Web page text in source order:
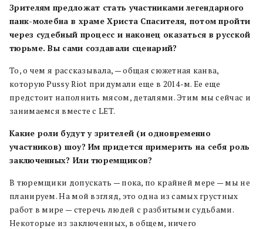
Зрителям предложат стать участниками легендарного
панк-молебна в храме Христа Спасителя, потом пройти
через судебный процесс и наконец оказаться в русской
тюрьме. Вы сами создавали сценарий?
То, о чем я рассказывала, — общая сюжетная канва,
которую Pussy Riot придумали еще в 2014-м. Ее еще
предстоит наполнить мясом, деталями. Этим мы сейчас и
занимаемся вместе с LET.
Какие роли будут у зрителей (и одновременно
участников) шоу? Им придется примерить на себя роль
заключенных? Или тюремщиков?
В тюремщики допускать — пока, по крайней мере — мы не
планируем. На мой взгляд, это одна из самых грустных
работ в мире — стеречь людей с разбитыми судьбами.
Некоторые из заключенных, в общем, ничего